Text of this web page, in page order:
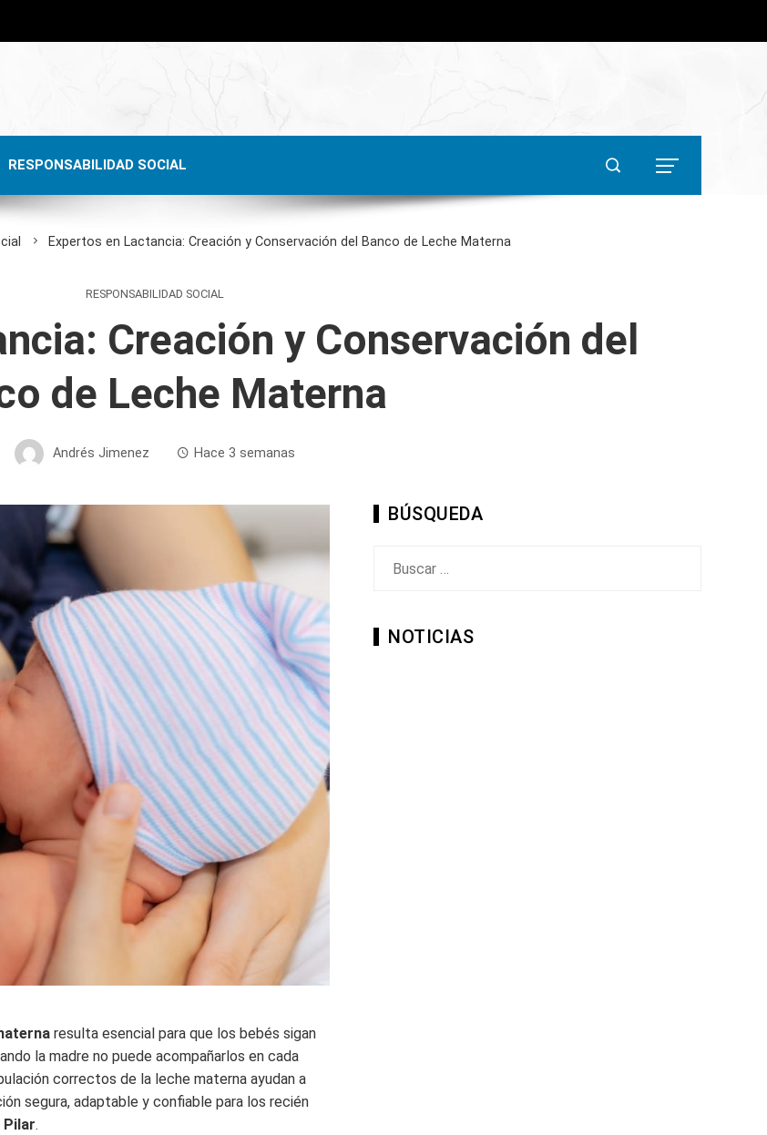
RESPONSABILIDAD SOCIAL
Expertos en Lactancia: Creación y Conservación del Banco de Leche Materna
RESPONSABILIDAD SOCIAL
Creación y Conservación del
de Leche Materna
Andrés Jimenez Hace 3 semanas
resulta esencial para que los bebés sigan
la madre no puede acompañarlos en cada
correctos de la leche materna ayudan a
segura, adaptable y confiable para los recién
Pilar.
BÚSQUEDA
NOTICIAS